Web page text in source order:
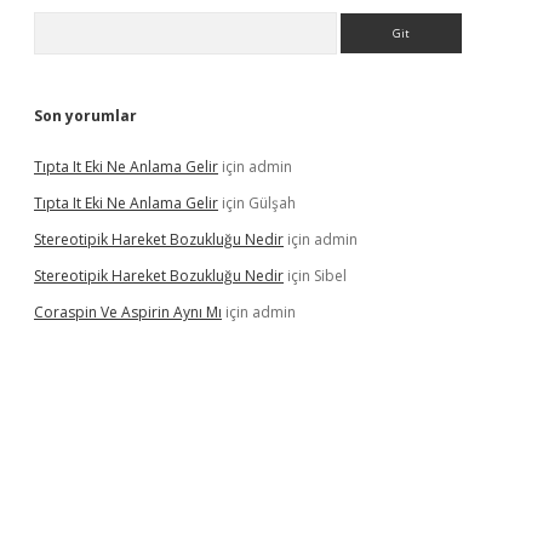
Son yorumlar
Tıpta It Eki Ne Anlama Gelir için admin
Tıpta It Eki Ne Anlama Gelir için Gülşah
Stereotipik Hareket Bozukluğu Nedir için admin
Stereotipik Hareket Bozukluğu Nedir için Sibel
Coraspin Ve Aspirin Aynı Mı için admin